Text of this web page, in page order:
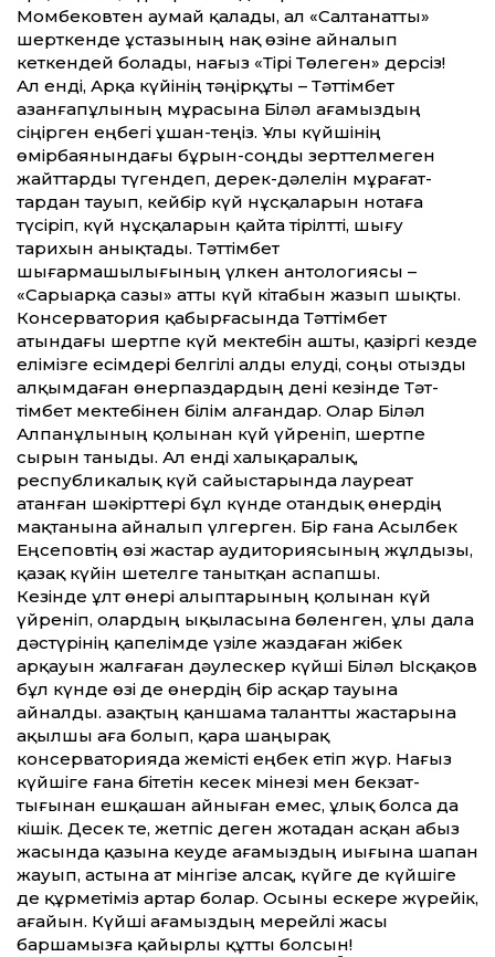
Момбековтен аумай қалады, ал «Салтанат­ты»
шерткенде ұстазының нақ өзіне айналып
кеткендей болады, нағыз «Тірі Төлеген» дерсіз!
Ал енді, Арқа күйінің тәңірқұты – Тәт­тімбет
Қазанғапұлының мұрасына Біләл ағамыздың
сіңірген еңбегі ұшан-теңіз. Ұлы күйшінің
өмірбаянындағы бұрын-соңды зерт­телмеген
жайт­тарды түгендеп, дерек-дәлелін мұрағат­
тардан тауып, кейбір күй нұсқаларын нотаға
түсіріп, күй нұсқаларын қайта тірілт­ті, шығу
тарихын анықтады. Тәт­тімбет
шығармашылығының үлкен антологиясы –
«Сарыарқа сазы» ат­ты күй кітабын жазып шықты.
Консерватория қабырғасында Тәт­тімбет
атындағы шертпе күй мектебін ашты, қазіргі кез­де
елімізге есімдері белгілі алды елуді, соңы отызды
алқымдаған өнерпаздардың дені кезінде Тәт­
тімбет мектебінен білім алғандар. Олар Біләл
Алпанұлының қолынан күй үйреніп, шертпе
сырын таныды. Ал енді халықаралық,
республикалық күй сайыстарында лауреат
атанған шәкірт­тері бұл күнде отандық өнердің
мақтанына айналып үлгерген. Бір ғана Асылбек
Еңсеповтің өзі жастар аудиториясының жұлдызы,
қазақ күйін шетелге танытқан аспапшы.
Кезінде ұлт өнері алыптарының қолынан күй
үйреніп, олардың ықыласына бөленген, ұлы дала
дәстүрінің қапелімде үзіле жаздаған жібек
арқауын жалғаған дәулескер күйші Біләл Ысқақов
бұл күнде өзі де өнердің бір асқар тауына
айналды. Қазақтың қаншама талант­ты жастарына
ақылшы аға болып, қара шаңырақ
консерваторияда жемісті еңбек етіп жүр. Нағыз
күйшіге ғана бітетін кесек мінезі мен бекзат­
тығынан ешқашан айныған емес, ұлық болса да
кішік. Десек те, жетпіс деген жотадан асқан абыз
жасында қазына кеуде ағамыздың иығына шапан
жауып, астына ат мінгізе алсақ, күйге де күйшіге
де құрметіміз артар болар. Осыны ескере жүрейік,
аға­йын. Күйші ағамыздың мерейлі жасы
баршамызға қайырлы құт­ты болсын!